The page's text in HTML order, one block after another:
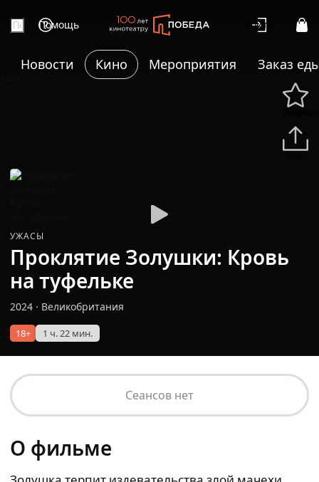
Помощь Войти
Новости Кино Мероприятия Заказ
УЖАСЫ
Проклятие Золушки: Кровь
на туфельке
2024 · Великобритания
18+ 1 ч. 22 мин.
Сеансов нет
О фильме